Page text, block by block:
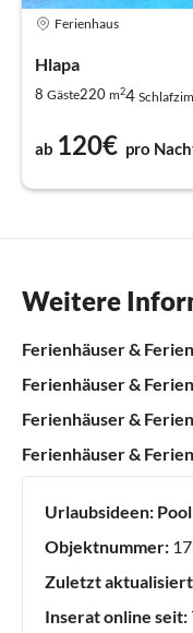
Ferienhaus
Hlapa
8 Gäste220 m24
ab 120€ pro
Weitere
Ferienhäuser &
Ferienhäuser &
Ferienhäuser &
Ferienhäuser &
Urlaubsideen: Pool
Objektnummer:
Zuletzt
Inserat online seit: